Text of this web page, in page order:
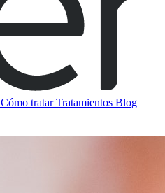
Cómo tratarTratamientos Blog